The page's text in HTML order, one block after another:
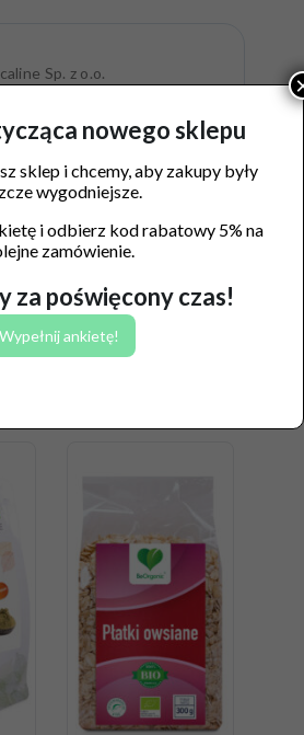
Sp. z o.o.
nowego sklepu
sklep i chcemy, aby zakupy były
wygodniejsze.
i odbierz kod rabatowy 5% na
zamówienie.
za poświęcony czas!
Wypełnij ankietę!